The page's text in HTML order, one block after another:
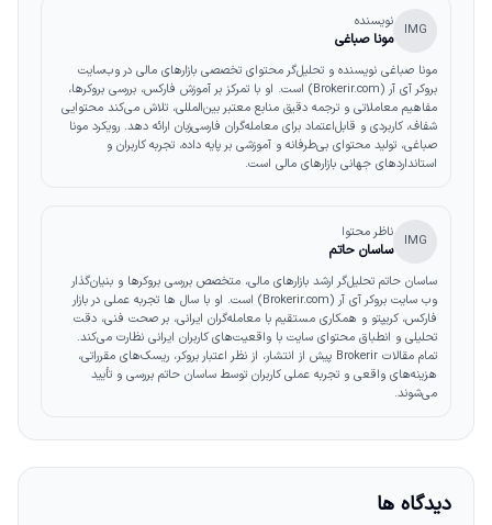
IMG نویسنده
مونا صباغی
مونا صباغی نویسنده و تحلیل‌گر محتوای تخصصی بازارهای مالی در وب‌سایت
بروکر آی آر (Brokerir.com) است. او با تمرکز بر آموزش فارکس، بررسی بروکرها،
مفاهیم معاملاتی و ترجمه دقیق منابع معتبر بین‌المللی، تلاش می‌کند محتوایی
شفاف، کاربردی و قابل‌اعتماد برای معامله‌گران فارسی‌زبان ارائه دهد. رویکرد مونا
صباغی، تولید محتوای بی‌طرفانه و آموزشی بر پایه داده، تجربه کاربران و
استانداردهای جهانی بازارهای مالی است.
IMG ناظر محتوا
ساسان حاتم
ساسان حاتم تحلیل‌گر ارشد بازارهای مالی، متخصص بررسی بروکرها و بنیان‌گذار
وب‌ سایت بروکر آی آر (Brokerir.com) است. او با سال‌ ها تجربه عملی در بازار
فارکس، کریپتو و همکاری مستقیم با معامله‌گران ایرانی، بر صحت فنی، دقت
تحلیلی و انطباق محتوای سایت با واقعیت‌های کاربران ایرانی نظارت می‌کند.
تمام مقالات Brokerir پیش از انتشار، از نظر اعتبار بروکر، ریسک‌های مقرراتی،
هزینه‌های واقعی و تجربه عملی کاربران توسط ساسان حاتم بررسی و تأیید
می‌شوند.
دیدگاه ها